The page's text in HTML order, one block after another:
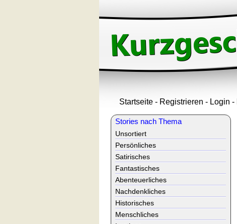
Startseite - Registrieren - Login -
Stories nach Thema
Unsortiert
Persönliches
Satirisches
Fantastisches
Abenteuerliches
Nachdenkliches
Historisches
Menschliches